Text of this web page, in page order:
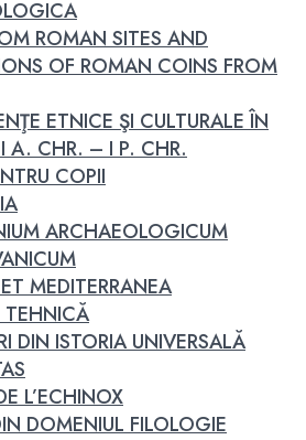
ROMAN SITES AND
OF ROMAN COINS FROM
ETNICE ŞI CULTURALE ÎN
A. CHR. – I P. CHR.
COPII
ARCHAEOLOGICUM
MEDITERRANEA
TEHNICĂ
DIN ISTORIA UNIVERSALĂ
L’ECHINOX
DOMENIUL FILOLOGIE